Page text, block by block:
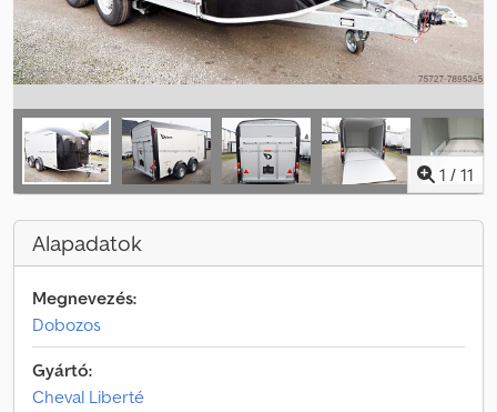
1 / 11
Alapadatok
Megnevezés:
Dobozos
Gyártó:
Cheval Liberté